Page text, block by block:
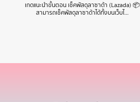
เกดแนะนำขั้นตอน เช็คพัสดุลาซาด้า (Lazada) 📦
สามารถเช็คพัสดุลาซาด้าได้ทั้งบนเว็บไ…